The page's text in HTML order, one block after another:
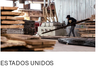
ESTADOS UNIDOS